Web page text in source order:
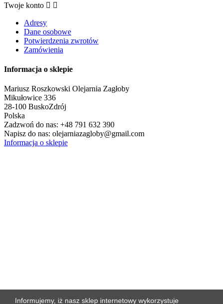
Twoje konto  
Adresy
Dane osobowe
Potwierdzenia zwrotów
Zamówienia
Informacja o sklepie
Mariusz Roszkowski Olejarnia Zagłoby
Mikułowice 336
28-100 Busko­Zdrój
Polska
Zadzwoń do nas: +48 791 632 390
Napisz do nas: olejarniazagloby@gmail.com
Informacja o sklepie
Informujemy, iż nasz sklep internetowy wykorzystuje